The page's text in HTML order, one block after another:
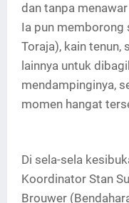
dan tanpa
Ia pun memborong
Toraja), kain tenun,
lainnya untuk
mendampinginya,
momen hangat
Di sela-sela
Koordinator Stan
Brouwer